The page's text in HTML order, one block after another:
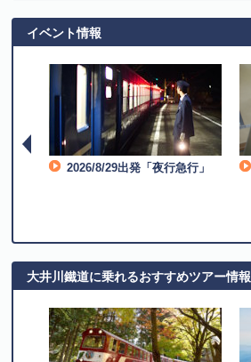
イベント情報
2026/8/29出発「夜行急行」
大井川鐵道に乗れるおすすめツアー情報